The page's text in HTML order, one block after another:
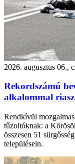
2026. augusztus 06.,
Rekordszámú
alkalommal
Rendkívül
tűzoltóknak: a
összesen 51
településein.